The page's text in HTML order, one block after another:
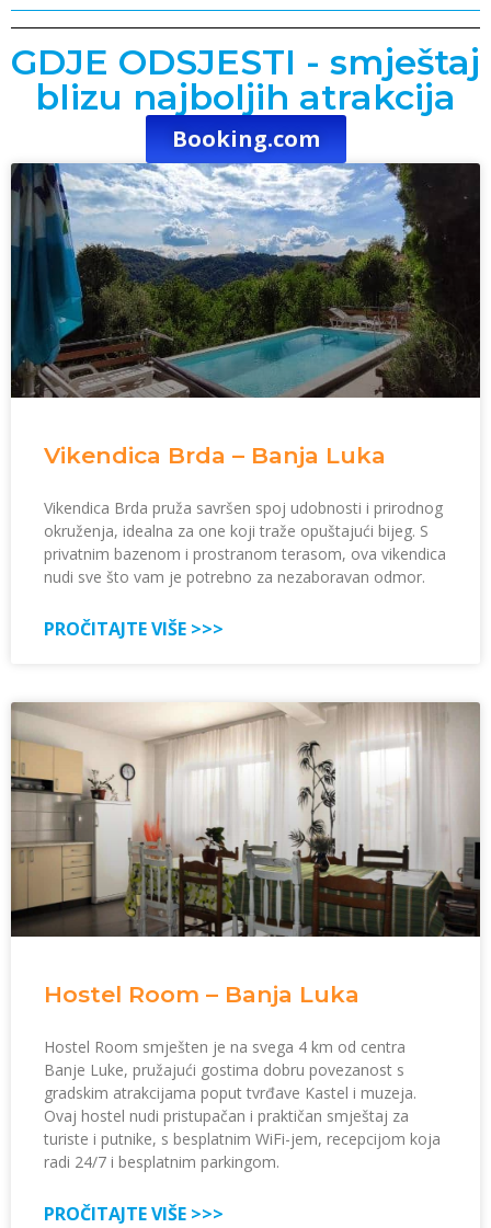
GDJE ODSJESTI - smještaj
blizu najboljih atrakcija
Booking.com
Vikendica Brda – Banja Luka
Vikendica Brda pruža savršen spoj udobnosti i prirodnog
okruženja, idealna za one koji traže opuštajući bijeg. S
privatnim bazenom i prostranom terasom, ova vikendica
nudi sve što vam je potrebno za nezaboravan odmor.
PROČITAJTE VIŠE >>>
Hostel Room – Banja Luka
Hostel Room smješten je na svega 4 km od centra
Banje Luke, pružajući gostima dobru povezanost s
gradskim atrakcijama poput tvrđave Kastel i muzeja.
Ovaj hostel nudi pristupačan i praktičan smještaj za
turiste i putnike, s besplatnim WiFi-jem, recepcijom koja
radi 24/7 i besplatnim parkingom.
PROČITAJTE VIŠE >>>